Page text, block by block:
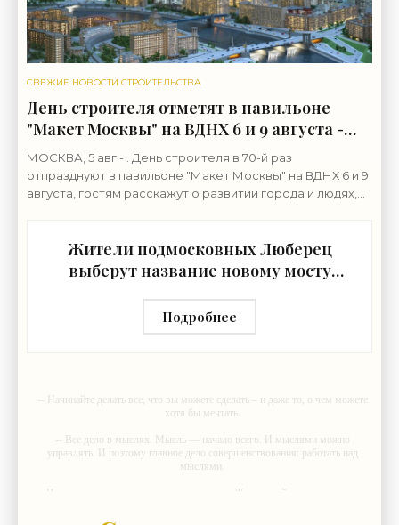
СВЕЖИЕ НОВОСТИ СТРОИТЕЛЬСТВА
День строителя отметят в павильоне
"Макет Москвы" на ВДНХ 6 и 9 августа -
«Строительство»
МОСКВА, 5 авг - . День строителя в 70-й раз
отпразднуют в павильоне "Макет Москвы" на ВДНХ 6 и 9
августа, гостям расскажут о развитии города и людях,
Жители подмосковных Люберец
выберут название новому мосту
«Строительство»
Подробнее
-- Начинайте делать все, что вы можете сделать – и даже то, о чем можете
хотя бы мечтать.
-- Все дело в мыслях. Мысль — начало всего. И мыслями можно
управлять. И поэтому главное дело совершенствования: работать над
мыслями.
-- Идите уверенно по направлению к мечте. Живите той жизнью, которую